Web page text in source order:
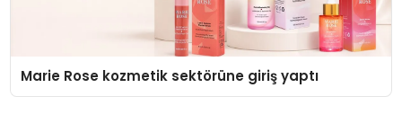
Marie Rose kozmetik sektörüne giriş yaptı